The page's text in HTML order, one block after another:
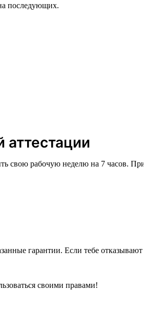
последующих.
аттестации
свою рабочую неделю на 7 часов.
гарантии. Если тебе
своими правами!